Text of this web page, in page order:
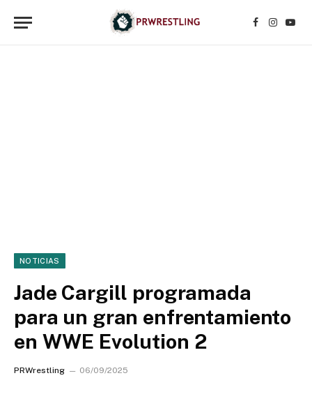
Facebook
NOTICIAS
Jade Cargill programada
para un gran enfrentamiento
en WWE Evolution 2
PRWrestling 06/09/2025